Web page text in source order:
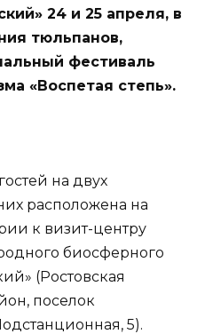
24 и 25 апреля, в
тюльпанов,
фестиваль
«Воспетая степь».
на двух
расположена на
к визит-центру
биосферного
(Ростовская
поселок
5).